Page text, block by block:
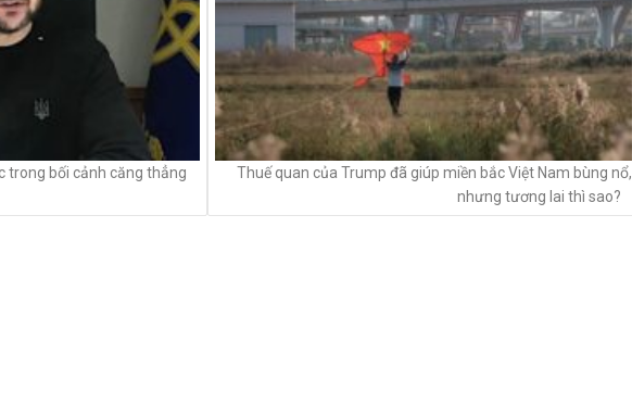
trong bối cảnh căng thẳng
Thuế quan của Trump đã giúp miền bắc Việt Nam bùng nổ,
nhưng tương lai thì sao?